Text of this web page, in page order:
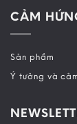
CẢM
Sản phẩm
Ý tưởng và